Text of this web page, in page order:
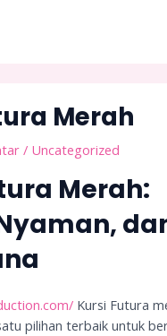
Merah
/ Uncategorized
Merah:
Kursi Futura
pilihan terbaik untuk